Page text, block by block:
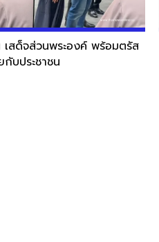
เสด็จส่วนพระองค์ พร้อมตรัส
กับประชาชน